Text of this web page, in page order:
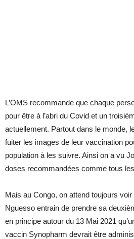
L’OMS recommande que chaque
pour être à l’abri du Covid et un
actuellement. Partout dans le monde,
fuiter les images de leur vaccination
population à les suivre. Ainsi on a vu
doses recommandées comme tous
Mais au Congo, on attend toujours
Nguesso entrain de prendre sa
en principe autour du 13 Mai 2021
vaccin Synopharm devrait être